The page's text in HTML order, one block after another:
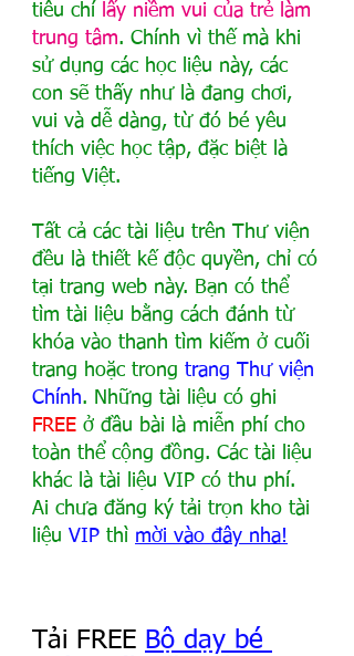
tiêu chí
lấy niềm vui của trẻ làm
trung tâm. Chính vì thế mà khi
sử dụng các học liệu này, các
con sẽ thấy như là đang chơi,
vui và dễ dàng, từ đó bé yêu
thích việc học tập, đặc biệt là
tiếng Việt.
Tất cả các tài liệu trên Thư viện
đều là thiết kế độc quyền, chỉ có
tại trang web này. Bạn có thể
tìm tài liệu bằng cách đánh từ
khóa vào thanh tìm kiếm ở cuối
trang hoặc trong trang Thư viện
Chính. Những tài liệu có ghi
FREE ở đầu bài là miễn phí cho
toàn thể cộng đồng. Các tài liệu
khác là tài liệu VIP có thu phí.
Ai chưa đăng ký tải trọn kho tài
liệu VIP thì mời vào đây nha!
Tải FREE Bộ dạy bé